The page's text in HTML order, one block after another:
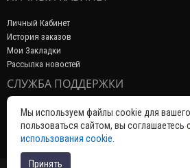
Личный Кабинет
История заказов
Мои Закладки
Рассылка новостей
СЛУЖБА ПОДДЕРЖКИ
Связаться с нами
Возврат товара
Карта сайта
Мы используем файлы cookie для
пользоваться сайтом, вы соглашаетесь
использования cookie
Принять